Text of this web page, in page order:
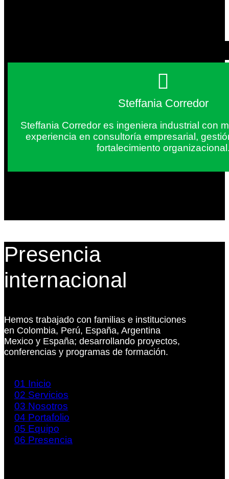
Steffania Corredor
Steffania Corredor es ingeniera industrial con
experiencia en consultoría empresarial,
fortalecimiento
Presencia
internacional
Hemos trabajado con familias e instituciones
en Colombia, Perú, España, Argentina
Mexico y España; desarrollando proyectos,
conferencias y programas de formación.
01 Inicio
02 Servicios
03 Nosotros
04 Portafolio
05 Equipo
06 Presencia